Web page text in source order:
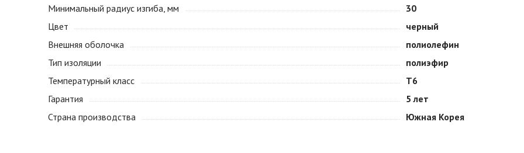
Минимальный радиус изгиба, мм
30
Цвет
черный
Внешняя оболочка
полиолефин
Тип изоляции
полиэфир
Температурный класс
Т6
Гарантия
5 лет
Страна производства
Южная Корея